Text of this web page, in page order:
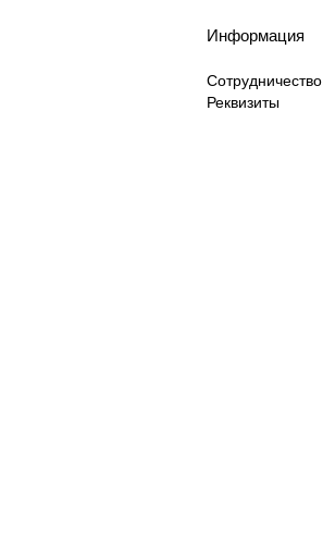
Информация
Сотрудничество
Реквизиты